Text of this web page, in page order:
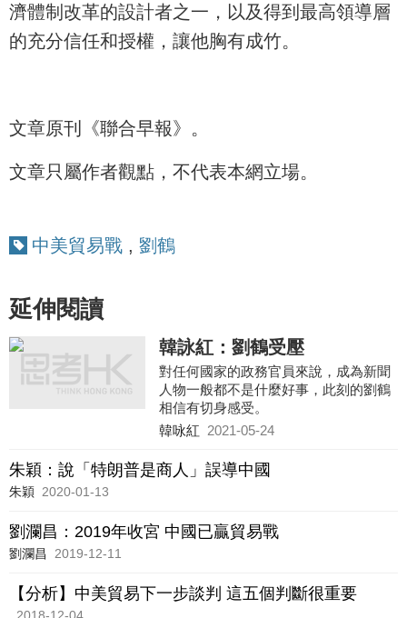
濟體制改革的設計者之一，以及得到最高領導層
的充分信任和授權，讓他胸有成竹。
文章原刊《聯合早報》。
文章只屬作者觀點，不代表本網立場。
中美貿易戰 , 劉鶴
延伸閱讀
韓詠紅：劉鶴受壓
對任何國家的政務官員來說，成為新聞
人物一般都不是什麼好事，此刻的劉鶴
相信有切身感受。
韓咏紅 2021-05-24
朱穎：說「特朗普是商人」誤導中國
朱穎 2020-01-13
劉瀾昌：2019年收宮 中國已贏貿易戰
劉瀾昌 2019-12-11
【分析】中美貿易下一步談判 這五個判斷很重要
2018-12-04